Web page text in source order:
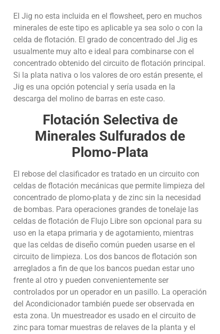
El Jig no esta incluida en el flowsheet, pero en muchos
minerales de este tipo es aplicable ya sea solo o con la
celda de flotación. El grado de concentrado del Jig es
usualmente muy alto e ideal para combinarse con el
concentrado obtenido del circuito de flotación principal.
Si la plata nativa o los valores de oro están presente, el
Jig es una opción potencial y sería usada en la
descarga del molino de barras en este caso.
Flotación Selectiva de
Minerales Sulfurados de
Plomo-Plata
El rebose del clasificador es tratado en un circuito con
celdas de flotación mecánicas que permite limpieza del
concentrado de plomo-plata y de zinc sin la necesidad
de bombas. Para operaciones grandes de tonelaje las
celdas de flotación de Flujo Libre son opcional para su
uso en la etapa primaria y de agotamiento, mientras
que las celdas de diseño común pueden usarse en el
circuito de limpieza. Los dos bancos de flotación son
arreglados a fin de que los bancos puedan estar uno
frente al otro y pueden convenientemente ser
controlados por un operador en un pasillo. La operación
del Acondicionador también puede ser observada en
esta zona. Un muestreador es usado en el circuito de
zinc para tomar muestras de relaves de la planta y el